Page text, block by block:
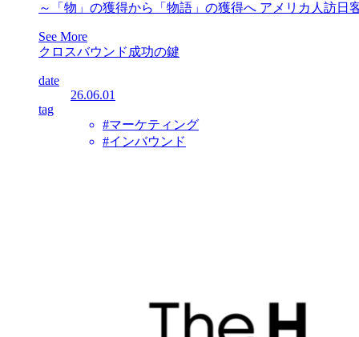
～「物」の獲得から「物語」の獲得へ アメリカ人訪日
See More
クロスバウンド成功の鍵
date
26.06.01
tag
#マーケティング
#インバウンド